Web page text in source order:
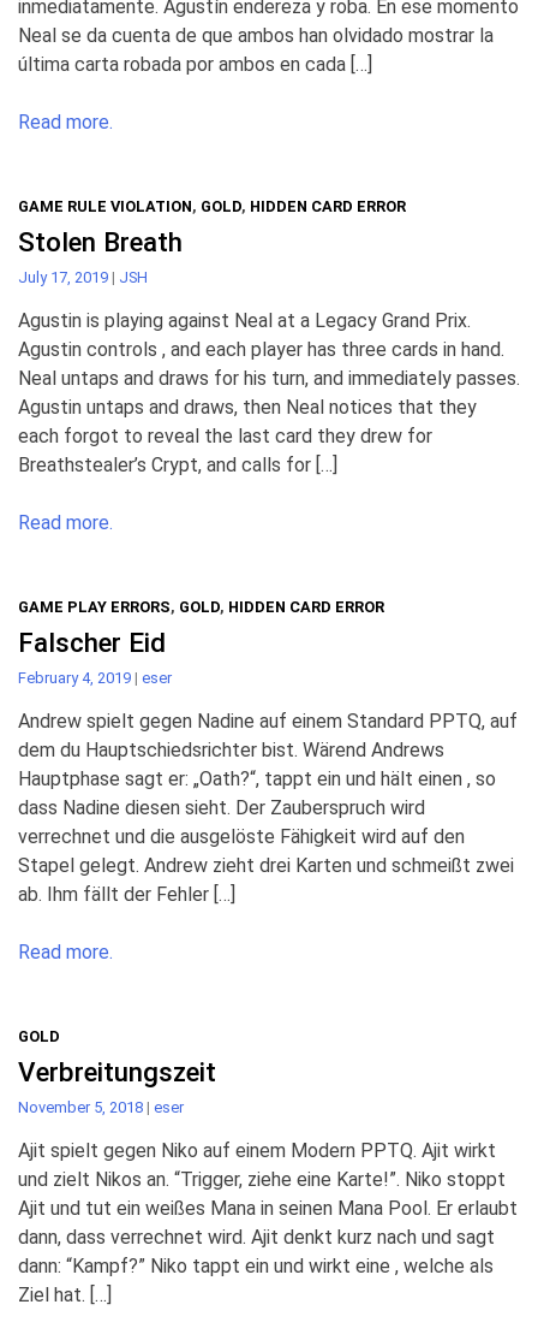
inmediatamente. Agustín endereza y roba. En ese momento
Neal se da cuenta de que ambos han olvidado mostrar la
última carta robada por ambos en cada […]
Read more.
GAME RULE VIOLATION, GOLD, HIDDEN CARD ERROR
Stolen Breath
July 17, 2019 | JSH
Agustin is playing against Neal at a Legacy Grand Prix.
Agustin controls , and each player has three cards in hand.
Neal untaps and draws for his turn, and immediately passes.
Agustin untaps and draws, then Neal notices that they
each forgot to reveal the last card they drew for
Breathstealer’s Crypt, and calls for […]
Read more.
GAME PLAY ERRORS, GOLD, HIDDEN CARD ERROR
Falscher Eid
February 4, 2019 | eser
Andrew spielt gegen Nadine auf einem Standard PPTQ, auf
dem du Hauptschiedsrichter bist. Wärend Andrews
Hauptphase sagt er: „Oath?“, tappt ein und hält einen , so
dass Nadine diesen sieht. Der Zauberspruch wird
verrechnet und die ausgelöste Fähigkeit wird auf den
Stapel gelegt. Andrew zieht drei Karten und schmeißt zwei
ab. Ihm fällt der Fehler […]
Read more.
GOLD
Verbreitungszeit
November 5, 2018 | eser
Ajit spielt gegen Niko auf einem Modern PPTQ. Ajit wirkt
und zielt Nikos an. “Trigger, ziehe eine Karte!”. Niko stoppt
Ajit und tut ein weißes Mana in seinen Mana Pool. Er erlaubt
dann, dass verrechnet wird. Ajit denkt kurz nach und sagt
dann: “Kampf?” Niko tappt ein und wirkt eine , welche als
Ziel hat. […]